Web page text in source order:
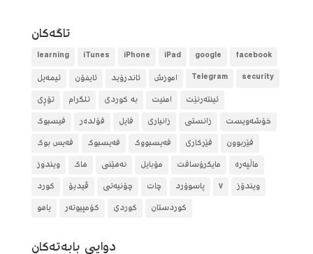
تاگه‌كان
facebook
google
iPad
iPhone
iTunes
learning
security
Telegram آموزش ئاندرۆید ئایفۆن
ئیمەیل
ئینتەرنێت
امنیت بە کوردی تلگرام
تۆڕی
خۆشەویست
زانستی زانیاری فایل فۆلده‌ر
فیسبوک
فێربوون
فێرکاری فەیسبووک فەیسبوک
فەیس بوک
ماڵپەرە
مایکرۆسافت مۆبایل نەهێنی هاک
ویندوز
ویندۆز
٧ پاسوۆرد چات چۆنیەتی ڤیدیۆ
کورد
کوردستان
کوردی کۆمپیوتەر یاهو
دوایی بابه‌ته‌كان